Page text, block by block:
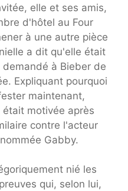
elle et ses amis,
d'hôtel au Four
à une autre pièce
a dit qu'elle était
à Bieber de
Expliquant pourquoi
maintenant,
motivée après
contre l'acteur
Gabby.
nié les
qui, selon lui,